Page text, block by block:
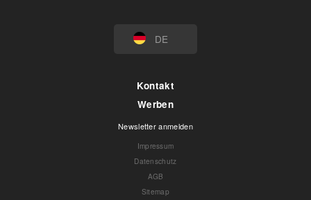
DE
Kontakt
Werben
Newsletter anmelden
Impressum
Datenschutz
AGB
Sitemap